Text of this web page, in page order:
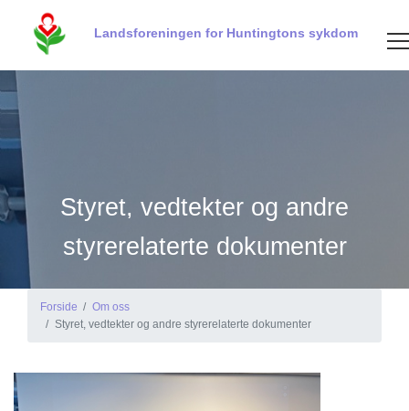
Landsforeningen for Huntingtons sykdom
Styret, vedtekter og andre
styrerelaterte dokumenter
Forside
Om oss
Styret, vedtekter og andre styrerelaterte dokumenter